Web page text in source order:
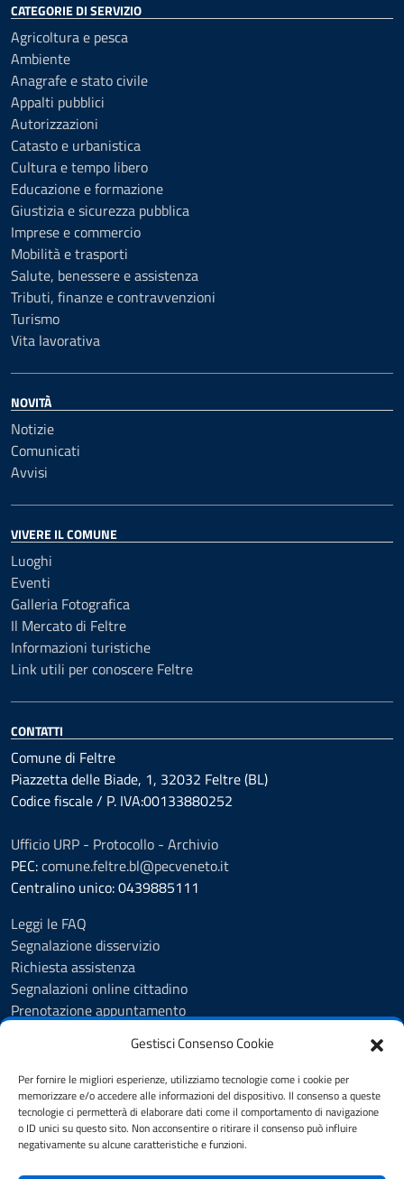
Gestisci Consenso Cookie
Per fornire le migliori esperienze, utilizziamo tecnologie come i cookie per
memorizzare e/o accedere alle informazioni del dispositivo. Il consenso a queste
tecnologie ci permetterà di elaborare dati come il comportamento di navigazione
o ID unici su questo sito. Non acconsentire o ritirare il consenso può influire
negativamente su alcune caratteristiche e funzioni.
CATEGORIE DI SERVIZIO
Agricoltura e pesca
Ambiente
Anagrafe e stato civile
Appalti pubblici
Autorizzazioni
Catasto e urbanistica
Cultura e tempo libero
Educazione e formazione
Giustizia e sicurezza pubblica
Imprese e commercio
Mobilità e trasporti
Salute, benessere e assistenza
Tributi, finanze e contravvenzioni
Turismo
Vita lavorativa
NOVITÀ
Notizie
Comunicati
Avvisi
VIVERE IL COMUNE
Luoghi
Eventi
Galleria Fotografica
Il Mercato di Feltre
Informazioni turistiche
Link utili per conoscere Feltre
CONTATTI
Comune di Feltre
Piazzetta delle Biade, 1, 32032 Feltre (BL)
Codice fiscale / P. IVA:00133880252
Ufficio URP - Protocollo - Archivio
PEC:comune.feltre.bl@pecveneto.it
Centralino unico: 0439885111
Leggi le FAQ
Segnalazione disservizio
Richiesta assistenza
Segnalazioni online cittadino
Prenotazione appuntamento
Amministrazione trasparente
Informativa privacy
Cookie Policy (UE)
Dichiarazione di accessibilità